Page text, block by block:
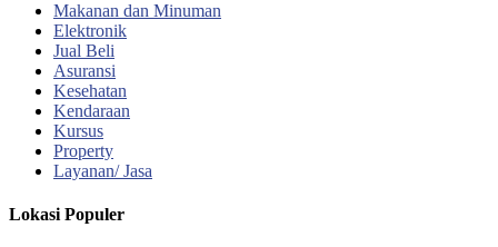
Makanan dan Minuman
Elektronik
Jual Beli
Asuransi
Kesehatan
Kendaraan
Kursus
Property
Layanan/ Jasa
Lokasi Populer